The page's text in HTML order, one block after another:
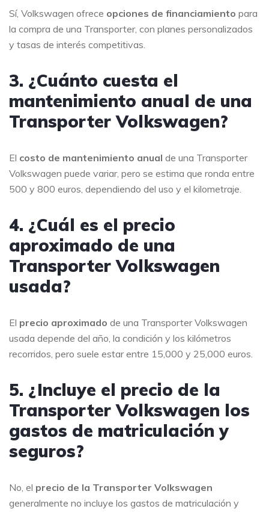
Sí, Volkswagen ofrece opciones de financiamiento para
la compra de una Transporter, con planes personalizados
y tasas de interés competitivas.
3. ¿Cuánto cuesta el
mantenimiento anual de una
Transporter Volkswagen?
El costo de mantenimiento anual de una Transporter
Volkswagen puede variar, pero se estima que ronda entre
500 y 800 euros, dependiendo del uso y el kilometraje.
4. ¿Cuál es el precio
aproximado de una
Transporter Volkswagen
usada?
El precio aproximado de una Transporter Volkswagen
usada depende del año, la condición y los kilómetros
recorridos, pero suele estar entre 15,000 y 25,000 euros.
5. ¿Incluye el precio de la
Transporter Volkswagen los
gastos de matriculación y
seguros?
No, el precio de la Transporter Volkswagen
generalmente no incluye los gastos de matriculación y